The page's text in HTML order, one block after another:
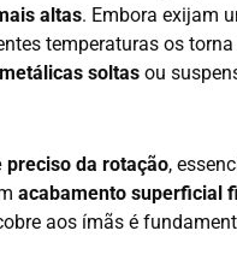
altas. Embora exijam
temperaturas os
soltasou
preciso da rotação,
acabamento superficial
aos ímãs é